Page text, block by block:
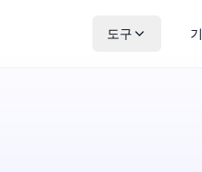
도구